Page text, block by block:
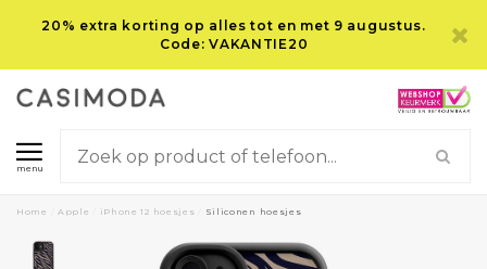
20% extra korting op alles tot en met 9 augustus.
Code: VAKANTIE20
menu
Home Apple iPhone 12 hoesjes Siliconen hoesjes